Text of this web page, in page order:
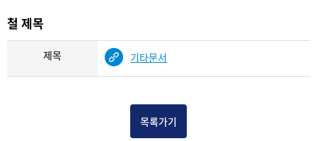
철 제목
제목 기타문서
목록가기